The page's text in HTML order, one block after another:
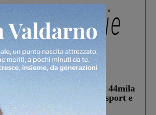
2026
Smart Cities, oltre 44mila
torna il bando per lo sport e
Estrair